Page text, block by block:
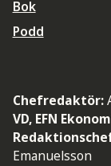
Bok
Podd
Chefredaktör:
VD, EFN
Emanuelsson